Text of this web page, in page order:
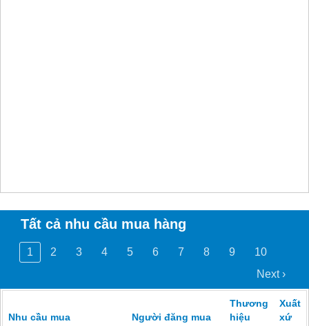
Tất cả nhu cầu mua hàng
1 2 3 4 5 6 7 8 9
10
Next ›
Nhu cầu mua Người đăng mua
Thương
hiệu
Xuất
xứ